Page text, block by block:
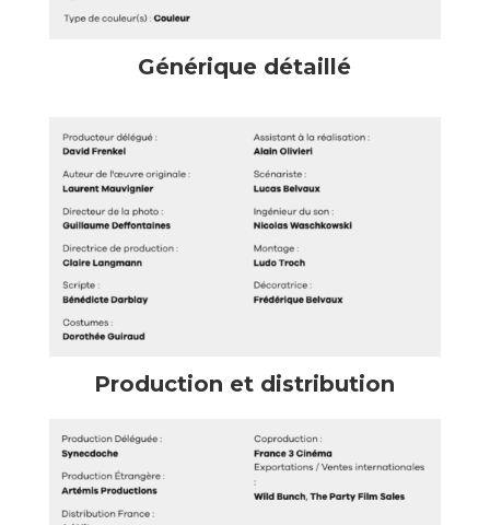
Générique détaillé
Production et distribution